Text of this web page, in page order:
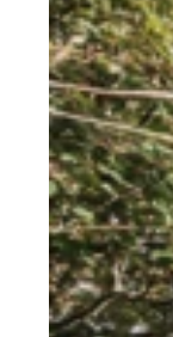
Nordrhein-
Kanal des